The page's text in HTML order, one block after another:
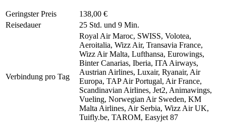
Geringster Preis
138,00 €
Reisedauer
25 Std. und 9 Min.
Verbindung pro Tag
Royal Air Maroc, SWISS, Volotea,
Aeroitalia, Wizz Air, Transavia France,
Wizz Air Malta, Lufthansa, Eurowings,
Binter Canarias, Iberia, ITA Airways,
Austrian Airlines, Luxair, Ryanair, Air
Europa, TAP Air Portugal, Air France,
Scandinavian Airlines, Jet2, Animawings,
Vueling, Norwegian Air Sweden, KM
Malta Airlines, Air Serbia, Wizz Air UK,
Tuifly.be, TAROM, Easyjet 87